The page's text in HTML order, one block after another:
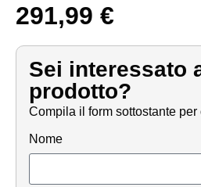
291,99 €
Sei interessato
prodotto?
Compila il form sottostante per
Nome